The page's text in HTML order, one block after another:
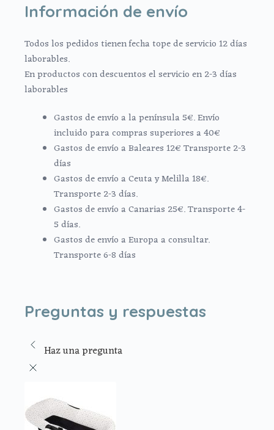
Información de envío
Todos los pedidos tienen fecha tope de servicio 12 días
laborables.
En productos con descuentos el servicio en 2-3 días
laborables
Gastos de envío a la península 5€. Envío
incluido para compras superiores a 40€
Gastos de envío a Baleares 12€ Transporte 2-3
días
Gastos de envío a Ceuta y Melilla 18€.
Transporte 2-3 días.
Gastos de envío a Canarias 25€. Transporte 4-
5 días.
Gastos de envío a Europa a consultar.
Transporte 6-8 días
Preguntas y respuestas
Haz una pregunta